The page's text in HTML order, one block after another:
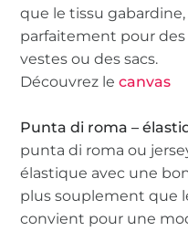
que le tissu
parfaitement pour
vestes ou des sacs.
Découvrez lecanvas
Punta di roma –
punta di roma ou
élastique avec une
plus souplement que
convient pour une